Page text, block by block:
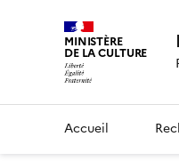
MINISTÈRE
DE LA CULTURE
Accueil